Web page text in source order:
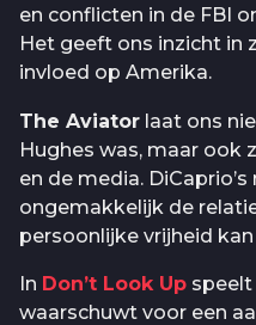
en conflicten in de FBI
Het geeft ons inzicht in
invloed op Amerika.
The Aviator laat ons
Hughes was, maar ook
en de media.
ongemakkelijk de
persoonlijke vrijheid kan
In Don’t Look Up speelt
waarschuwt voor een